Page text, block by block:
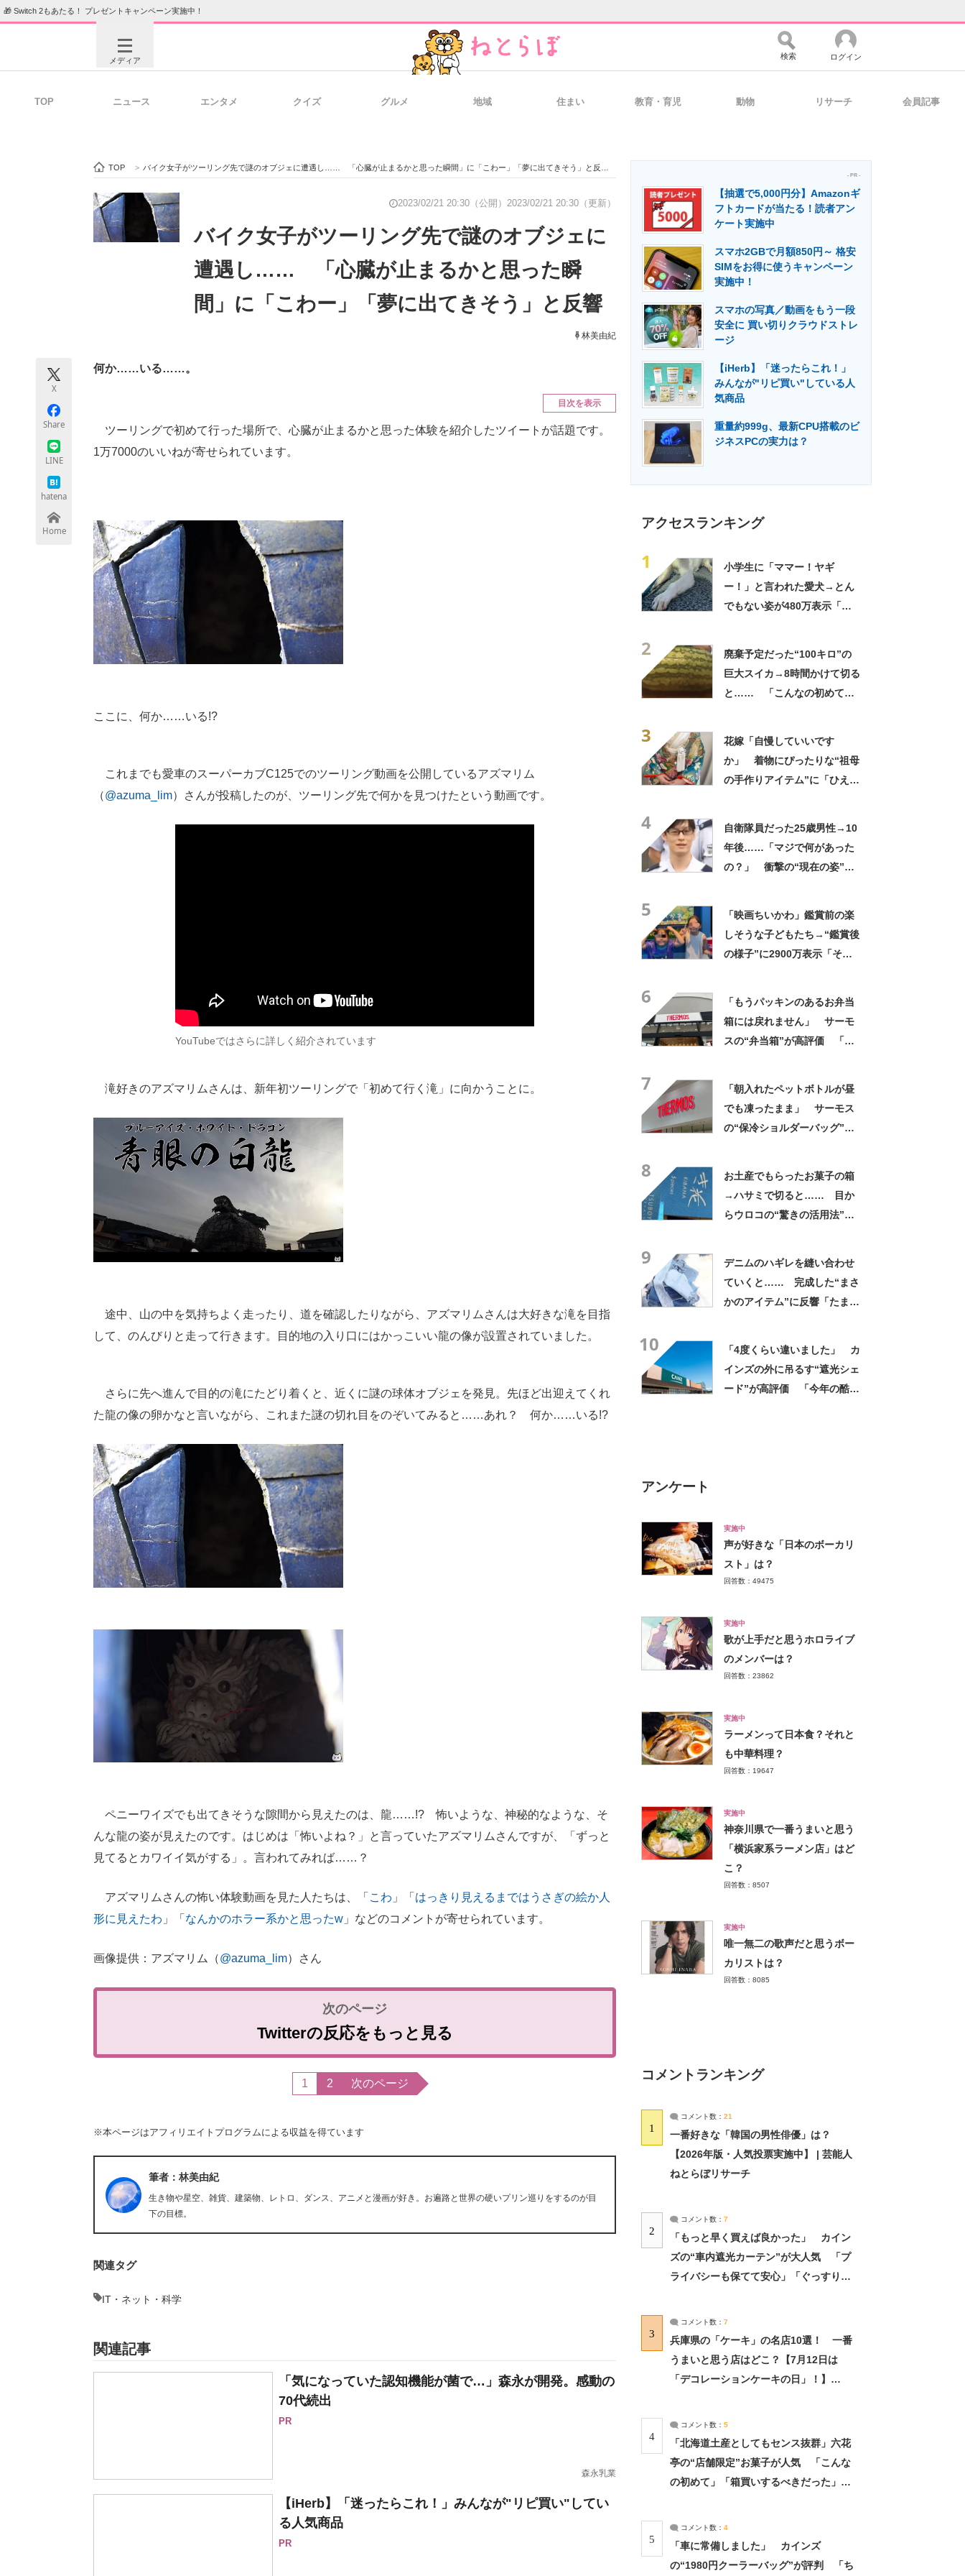
🎁 Switch 2もあたる！ プレゼントキャンペーン実施中！
メディア
ビジネスと働き方のヒント 経営リーダーのコミュニティ マーケ×ITの今がよく分かる
ITエンジニア向け専門サイト 企業向けIT製品の総合サイト IT製品の技術・比較・事例 製造業のIT導入・活用を支援
エネルギーの専門メディア 建設×テクノロジーの最前線
検索 ログイン
TOP ニュース エンタメ クイズ グルメ 地域 住まい 教育・育児 動物 リサーチ 会員記事
TOP > バイク女子がツーリング先で謎のオブジェに遭遇し…… 「心臓が止まるかと思った瞬間」に「こわー」「夢に出てきそう」と反響
2023/02/21 20:30（公開） 2023/02/21 20:30（更新）
バイク女子がツーリング先で謎のオブジェに
遭遇し…… 「心臓が止まるかと思った瞬
間」に「こわー」「夢に出てきそう」と反響
林美由紀
X
Share
LINE
hatena
Home
何か……いる……。
目次を表示
ツーリングで初めて行った場所で、心臓が止まるかと思った体験を紹介したツイートが話題です。
1万7000のいいねが寄せられています。
ここに、何か……いる!?
これまでも愛車のスーパーカブC125でのツーリング動画を公開しているアズマリム
（@azuma_lim）さんが投稿したのが、ツーリング先で何かを見つけたという動画です。
YouTubeではさらに詳しく紹介されています
滝好きのアズマリムさんは、新年初ツーリングで「初めて行く滝」に向かうことに。
途中、山の中を気持ちよく走ったり、道を確認したりながら、アズマリムさんは大好きな滝を目指
して、のんびりと走って行きます。目的地の入り口にはかっこいい龍の像が設置されていました。
さらに先へ進んで目的の滝にたどり着くと、近くに謎の球体オブジェを発見。先ほど出迎えてくれ
た龍の像の卵かなと言いながら、これまた謎の切れ目をのぞいてみると……あれ？ 何か……いる!?
ペニーワイズでも出てきそうな隙間から見えたのは、龍……!? 怖いような、神秘的なような、そ
んな龍の姿が見えたのです。はじめは「怖いよね？」と言っていたアズマリムさんですが、「ずっと
見てるとカワイイ気がする」。言われてみれば……？
アズマリムさんの怖い体験動画を見た人たちは、「 こわ 」「 はっきり見えるまではうさぎの絵か人
形に見えたわ 」「 なんかのホラー系かと思ったw 」などのコメントが寄せられています。
画像提供：アズマリム（@azuma_lim）さん
Twitterの反応をもっと見る
1 2 次のページ
※本ページはアフィリエイトプログラムによる収益を得ています
筆者：林美由紀
生き物や星空、雑貨、建築物、レトロ、ダンス、アニメと漫画が好き。お遍路と世界の硬いプリン巡りをするのが目
下の目標。
関連タグ
IT・ネット・科学
関連記事
「気になっていた認知機能が菌で…」森永が開発。感動の
70代続出
PR
森永乳業
【iHerb】「迷ったらこれ！」みんなが"リピ買い"してい
る人気商品
PR
- PR -
【抽選で5,000円分】Amazonギ
フトカードが当たる！読者アン
ケート実施中
スマホ2GBで月額850円～ 格安
SIMをお得に使うキャンペーン
実施中！
スマホの写真／動画をもう一段
安全に 買い切りクラウドストレ
ージ
【iHerb】「迷ったらこれ！」
みんなが"リピ買い"している人
気商品
重量約999g、最新CPU搭載のビ
ジネスPCの実力は？
アクセスランキング
1
小学生に「ママー！ヤギ
ー！」と言われた愛犬→とん
でもない姿が480万表示「ど
2
廃棄予定だった“100キロ”の
巨大スイカ→8時間かけて切る
と…… 「こんなの初めて見
3
花嫁「自慢していいです
か」 着物にぴったりな“祖母
の手作りアイテム”に「ひえ
4
自衛隊員だった25歳男性→10
年後……「マジで何があった
の？」 衝撃の“現在の姿”が
5
「映画ちいかわ」鑑賞前の楽
しそうな子どもたち→“鑑賞後
の様子”に2900万表示「そう
6
「もうパッキンのあるお弁当
箱には戻れません」 サーモ
スの“弁当箱”が高評価 「想
7
「朝入れたペットボトルが昼
でも凍ったまま」 サーモス
の“保冷ショルダーバッグ”が
8
お土産でもらったお菓子の箱
→ハサミで切ると…… 目か
らウロコの“驚きの活用法”に
9
デニムのハギレを縫い合わせ
ていくと…… 完成した“まさ
かのアイテム”に反響「たまら
10
「4度くらい違いました」 カ
インズの外に吊るす“遮光シェ
ード”が高評価 「今年の酷暑
アンケート
実施中
声が好きな「日本のボーカリ
スト」は？
回答数：49475
実施中
歌が上手だと思うホロライブ
のメンバーは？
回答数：23862
実施中
ラーメンって日本食？それと
も中華料理？
回答数：19647
実施中
神奈川県で一番うまいと思う
「横浜家系ラーメン店」はど
こ？
回答数：8507
実施中
唯一無二の歌声だと思うボー
カリストは？
回答数：8085
コメントランキング
1
コメント数： 21
一番好きな「韓国の男性俳優」は？
【2026年版・人気投票実施中】 | 芸能人
ねとらぼリサーチ
2
コメント数： 7
「もっと早く買えば良かった」 カイン
ズの“車内遮光カーテン”が大人気 「プ
ライバシーも保てて安心」「ぐっすり眠
3
コメント数： 7
兵庫県の「ケーキ」の名店10選！ 一番
うまいと思う店はどこ？【7月12日は
「デコレーションケーキの日」！】
4
コメント数： 5
「北海道土産としてもセンス抜群」六花
亭の“店舗限定”お菓子が人気 「こんな
の初めて」「箱買いするべきだった」
5
コメント数： 4
「車に常備しました」 カインズ
の“1980円クーラーバッグ”が評判 「ち